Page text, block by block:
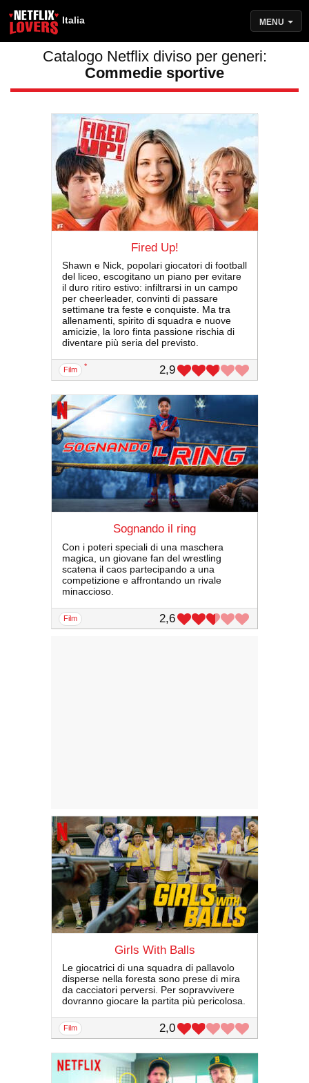
Italia MENU
Catalogo Netflix diviso per generi:
Commedie sportive
Fired Up!
Shawn e Nick, popolari giocatori di football
del liceo, escogitano un piano per evitare
il duro ritiro estivo: infiltrarsi in un campo
per cheerleader, convinti di passare
settimane tra feste e conquiste. Ma tra
allenamenti, spirito di squadra e nuove
amicizie, la loro finta passione rischia di
diventare più seria del previsto.
film * 2,9
Sognando il ring
Con i poteri speciali di una maschera
magica, un giovane fan del wrestling
scatena il caos partecipando a una
competizione e affrontando un rivale
minaccioso.
film 2,6
Girls With Balls
Le giocatrici di una squadra di pallavolo
disperse nella foresta sono prese di mira
da cacciatori perversi. Per sopravvivere
dovranno giocare la partita più pericolosa.
film 2,0